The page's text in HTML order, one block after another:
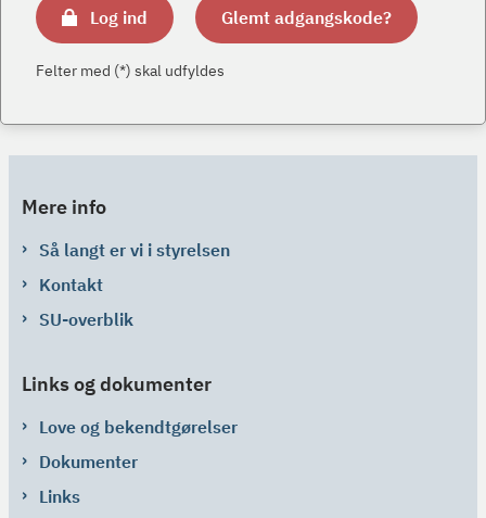
Log ind Glemt adgangskode?
Felter med (*) skal udfyldes
Mere info
Så langt er vi i styrelsen
Kontakt
SU-overblik
Links og dokumenter
Love og bekendtgørelser
Dokumenter
Links